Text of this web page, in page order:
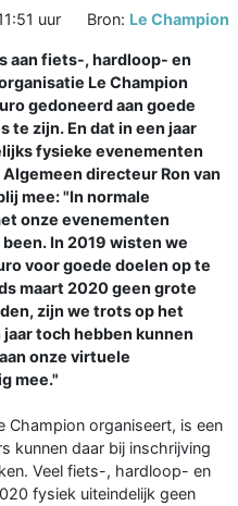
uur Bron: Le Champion
aan fiets-, hardloop- en
Le Champion
gedoneerd aan goede
te zijn. En dat in een jaar
fysieke evenementen
directeur Ron van
mee: "In normale
onze evenementen
In 2019 wisten we
voor goede doelen op te
maart 2020 geen grote
zijn we trots op het
toch hebben kunnen
onze virtuele
mee."
Champion organiseert, is een
kunnen daar bij inschrijving
Veel fiets-, hardloop- en
fysiek uiteindelijk geen